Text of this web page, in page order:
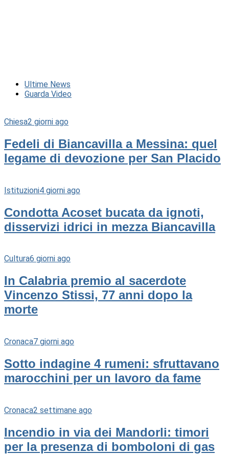
Ultime News
Guarda Video
Chiesa2 giorni ago
Fedeli di Biancavilla a Messina: quel
legame di devozione per San Placido
Istituzioni4 giorni ago
Condotta Acoset bucata da ignoti,
disservizi idrici in mezza Biancavilla
Cultura6 giorni ago
In Calabria premio al sacerdote
Vincenzo Stissi, 77 anni dopo la
morte
Cronaca7 giorni ago
Sotto indagine 4 rumeni: sfruttavano
marocchini per un lavoro da fame
Cronaca2 settimane ago
Incendio in via dei Mandorli: timori
per la presenza di bomboloni di gas